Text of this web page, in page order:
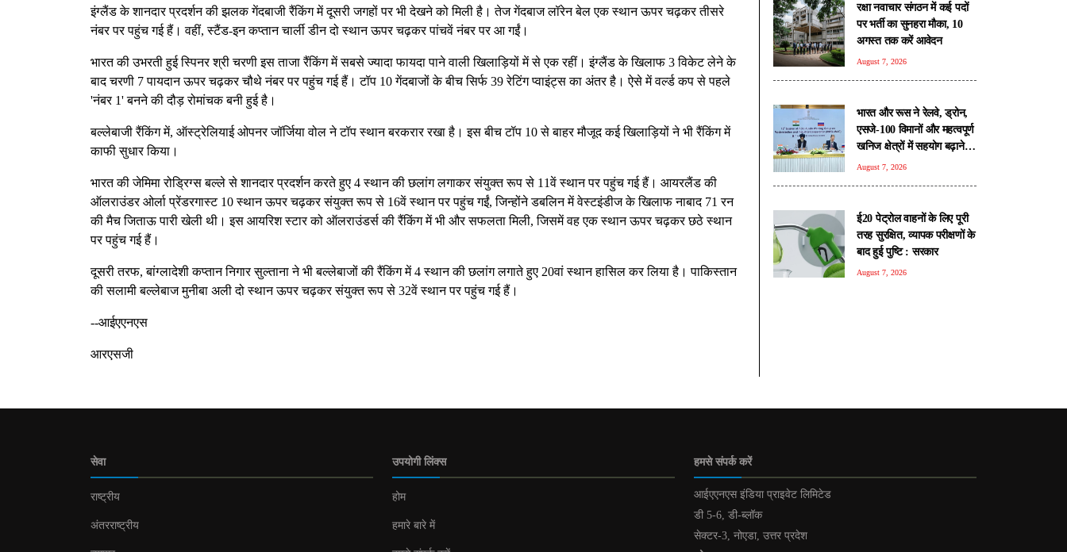
इंग्लैंड के शानदार प्रदर्शन की झलक गेंदबाजी रैंकिंग में दूसरी जगहों पर भी देखने को मिली है। तेज गेंदबाज लॉरेन बेल एक स्थान ऊपर चढ़कर तीसरे
नंबर पर पहुंच गई हैं। वहीं, स्टैंड-इन कप्तान चार्ली डीन दो स्थान ऊपर चढ़कर पांचवें नंबर पर आ गईं।
भारत की उभरती हुई स्पिनर श्री चरणी इस ताजा रैंकिंग में सबसे ज्यादा फायदा पाने वाली खिलाड़ियों में से एक रहीं। इंग्लैंड के खिलाफ 3 विकेट लेने के
बाद चरणी 7 पायदान ऊपर चढ़कर चौथे नंबर पर पहुंच गई हैं। टॉप 10 गेंदबाजों के बीच सिर्फ 39 रेटिंग प्वाइंट्स का अंतर है। ऐसे में वर्ल्ड कप से पहले
'नंबर 1' बनने की दौड़ रोमांचक बनी हुई है।
बल्लेबाजी रैंकिंग में, ऑस्ट्रेलियाई ओपनर जॉर्जिया वोल ने टॉप स्थान बरकरार रखा है। इस बीच टॉप 10 से बाहर मौजूद कई खिलाड़ियों ने भी रैंकिंग में
काफी सुधार किया।
भारत की जेमिमा रोड्रिग्स बल्ले से शानदार प्रदर्शन करते हुए 4 स्थान की छलांग लगाकर संयुक्त रूप से 11वें स्थान पर पहुंच गई हैं। आयरलैंड की
ऑलराउंडर ओर्ला प्रेंडरगास्ट 10 स्थान ऊपर चढ़कर संयुक्त रूप से 16वें स्थान पर पहुंच गईं, जिन्होंने डबलिन में वेस्टइंडीज के खिलाफ नाबाद 71 रन
की मैच जिताऊ पारी खेली थी। इस आयरिश स्टार को ऑलराउंडर्स की रैंकिंग में भी और सफलता मिली, जिसमें वह एक स्थान ऊपर चढ़कर छठे स्थान
पर पहुंच गई हैं।
दूसरी तरफ, बांग्लादेशी कप्तान निगार सुल्ताना ने भी बल्लेबाजों की रैंकिंग में 4 स्थान की छलांग लगाते हुए 20वां स्थान हासिल कर लिया है। पाकिस्तान
की सलामी बल्लेबाज मुनीबा अली दो स्थान ऊपर चढ़कर संयुक्त रूप से 32वें स्थान पर पहुंच गई हैं।
--आईएएनएस
आरएसजी
रक्षा नवाचार संगठन में कई पदों
पर भर्ती का सुनहरा मौका, 10
अगस्त तक करें आवेदन
August 7, 2026
भारत और रूस ने रेलवे, ड्रोन,
एसजे-100 विमानों और महत्वपूर्ण
खनिज क्षेत्रों में सहयोग बढ़ाने
पर जताई सहमति
August 7, 2026
ई20 पेट्रोल वाहनों के लिए पूरी
तरह सुरक्षित, व्यापक परीक्षणों के
बाद हुई पुष्टि : सरकार
August 7, 2026
सेवा
राष्ट्रीय
अंतरराष्ट्रीय
उपयोगी लिंक्स
होम
हमारे बारे में
हमसे संपर्क करें
आईएएनएस इंडिया प्राइवेट लिमिटेड
डी 5-6, डी-ब्लॉक
सेक्टर-3, नोएडा, उत्तर प्रदेश